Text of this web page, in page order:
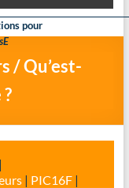
pour
/ Qu’est-
| PIC16F|